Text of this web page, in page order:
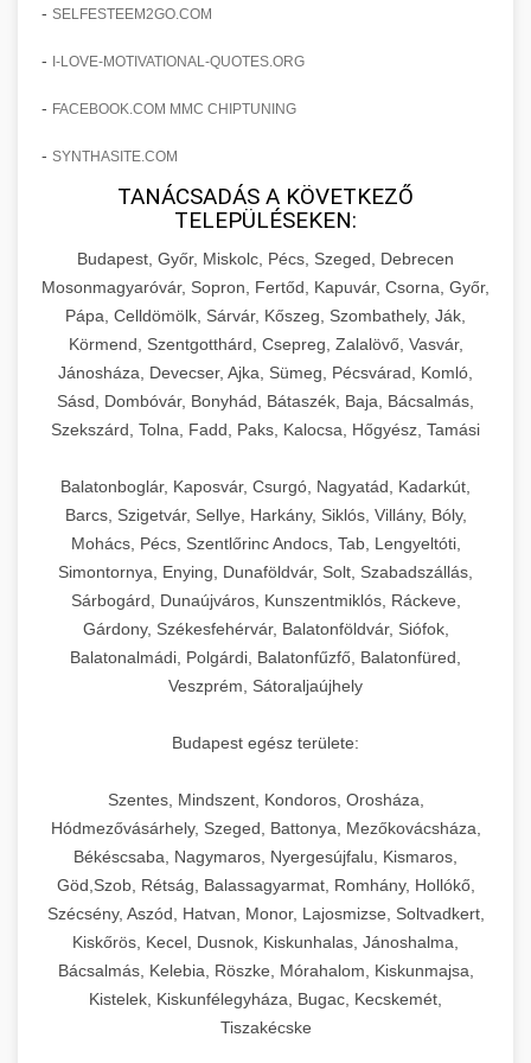
amelyek valós eredményeket hoznak.
szonyegtisztito.net
marketing stratégiai tervrajz
útjáról, bemutatva az utat a küzdő praxistól a
virágzó vállalkozásig 150%-os növekedéssel.
klinika átalakulási történet
Érdeklődés 150%-os Fokozása
Technikák és módszerek a páciensek
érdeklődésének és elkötelezettségének drámai
növeléséhez. Egy 150%-os fellendülési
esettanulmány gyakorlati betekintésekkel.
weboldal-keszites.co
elkötelezettség erősítési módszerek
🎮 19. AI Google Ads és Meta
Kampány Kezelés
Fejlett AI-alapú Google Ads és Meta hirdetési
kampánykezelés. Optimalizálja hirdetési
költségvetését gépi tanulással és
automatizálással.
aikampany.hu AI hirdetési automatizálás
🍞 20. Ipari Dagasztógép +
Professzionális ipari dagasztógépek és
tésztakeverő gépek pékségek és kereskedelmi
konyhák számára. Masszív konstrukció
megbízható teljesítményhez.
chef-iparikonyhagepek.hu
kereskedelmi tésztakeverő
🔪 21. Ipari Szeletelőgép +
Ipari hús- és sajtszeletelő gépek professzionális
élelmiszer-előkészítéshez. Precíziós vágás
állítható vastagság beállítással.
chef-iparikonyhagepek.hu
professzionális élelmiszer szeletelő
📦 22. Vákuumozó Gép +
Kereskedelmi vákuumcsomagoló berendezések
élelmiszerek tartósításához. Hosszabbítsa a
szavatossági időt és tartsa meg a termék
frissességét.
🎁 23. Vákuumfóliázó Gép +
Ipari vákuumfóliázó gépek professzionális
Hatékony lezárási és tartósítási megoldások.
chef-iparikonyhagepek.hu
kereskedelmi csomagoló gép
professzionális konyhák számára. Nagy
kapacitású sütő- és főzőberendezés precíz
hőmérséklet-szabályozással.
chef-iparikonyhagepek.hu
kereskedelmi sütősütő
❄️ 25. Ipari Hűtőszekrény +
Professzionális hűtőegységek és hűtőkamrák
kereskedelmi konyhák számára.
Energiahatékony hűtési megoldások nagy
kapacitással.
chef-iparikonyhagepek.hu
💧 26. Ipari Mosogatógép +
Kereskedelmi mosogatóberendezések nagy
forgalmú éttermi műveletekhez. Gyors tisztítási
ciklusok fertőtlenítési képességekkel.
🧀 27. Ipari Sajtreszelő Gép +
- SELFESTEEM2GO.COM
- I-LOVE-MOTIVATIONAL-QUOTES.ORG
- FACEBOOK.COM MMC CHIPTUNING
- SYNTHASITE.COM
TANÁCSADÁS A KÖVETKEZŐ
TELEPÜLÉSEKEN:
Budapest, Győr, Miskolc, Pécs, Szeged, Debrecen
Mosonmagyaróvár, Sopron, Fertőd, Kapuvár, Csorna, Győr,
Pápa, Celldömölk, Sárvár, Kőszeg, Szombathely, Ják,
Körmend, Szentgotthárd, Csepreg, Zalalövő, Vasvár,
Jánosháza, Devecser, Ajka, Sümeg, Pécsvárad, Komló,
Sásd, Dombóvár, Bonyhád, Bátaszék, Baja, Bácsalmás,
Szekszárd, Tolna, Fadd, Paks, Kalocsa, Hőgyész, Tamási
Balatonboglár, Kaposvár, Csurgó, Nagyatád, Kadarkút,
Barcs, Szigetvár, Sellye, Harkány, Siklós, Villány, Bóly,
Mohács, Pécs, Szentlőrinc Andocs, Tab, Lengyeltóti,
Simontornya, Enying, Dunaföldvár, Solt, Szabadszállás,
Sárbogárd, Dunaújváros, Kunszentmiklós, Ráckeve,
Gárdony, Székesfehérvár, Balatonföldvár, Siófok,
Balatonalmádi, Polgárdi, Balatonfűzfő, Balatonfüred,
Veszprém, Sátoraljaújhely
Budapest egész területe:
Szentes, Mindszent, Kondoros, Orosháza,
Hódmezővásárhely, Szeged, Battonya, Mezőkovácsháza,
Békéscsaba, Nagymaros, Nyergesújfalu, Kismaros,
Göd,Szob, Rétság, Balassagyarmat, Romhány, Hollókő,
Szécsény, Aszód, Hatvan, Monor, Lajosmizse, Soltvadkert,
Kiskőrös, Kecel, Dusnok, Kiskunhalas, Jánoshalma,
Bácsalmás, Kelebia, Röszke, Mórahalom, Kiskunmajsa,
Kistelek, Kiskunfélegyháza, Bugac, Kecskemét,
Tiszakécske